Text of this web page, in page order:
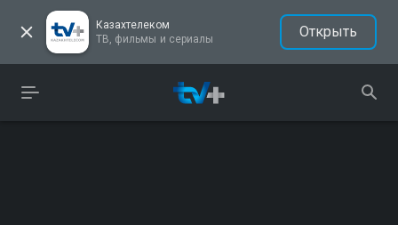
Казахтелеком
ТВ, фильмы и сериалы
Открыть